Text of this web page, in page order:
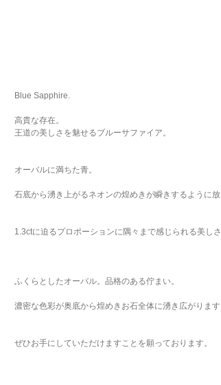
Blue Sapphire.
高貴な存在。
王道の美しさを魅せるブルーサファイア。
オーバルに満ちた青。
石底から湧き上がるネオンの煌めきが瞬きするように放
1.3ctに迫るプロポーションに隅々まで感じられる美しさ
ふくらとしたオーバル。品格のある佇まい。
濃密な色彩が奥底から煌めきお石全体に湧き広がります
ぜひお手にしていただけますことを願っております。